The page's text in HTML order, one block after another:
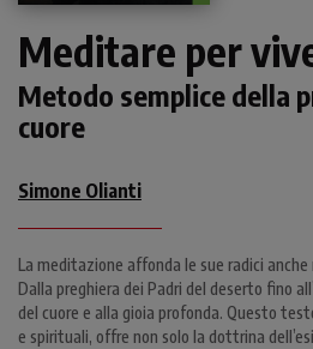
Meditare per
Metodo semplice della
cuore
Simone Olianti
La meditazione affonda le sue radici
Dalla preghiera dei Padri del deserto fino
del cuore e alla gioia profonda. Questo
e spirituali, offre non solo la dottrina